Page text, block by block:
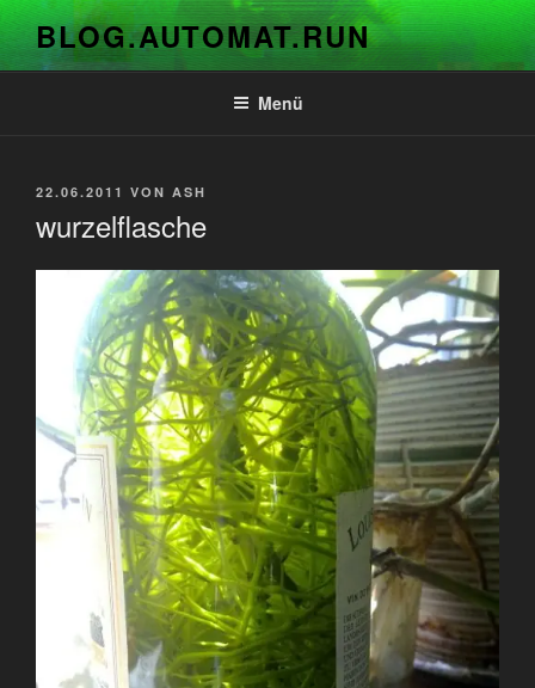
Zum
Inhalt
springen
BLOG.AUTOMAT.RUN
Menü
VERÖFFENTLICHT
22.06.2011 VON ASH
wurzelflasche